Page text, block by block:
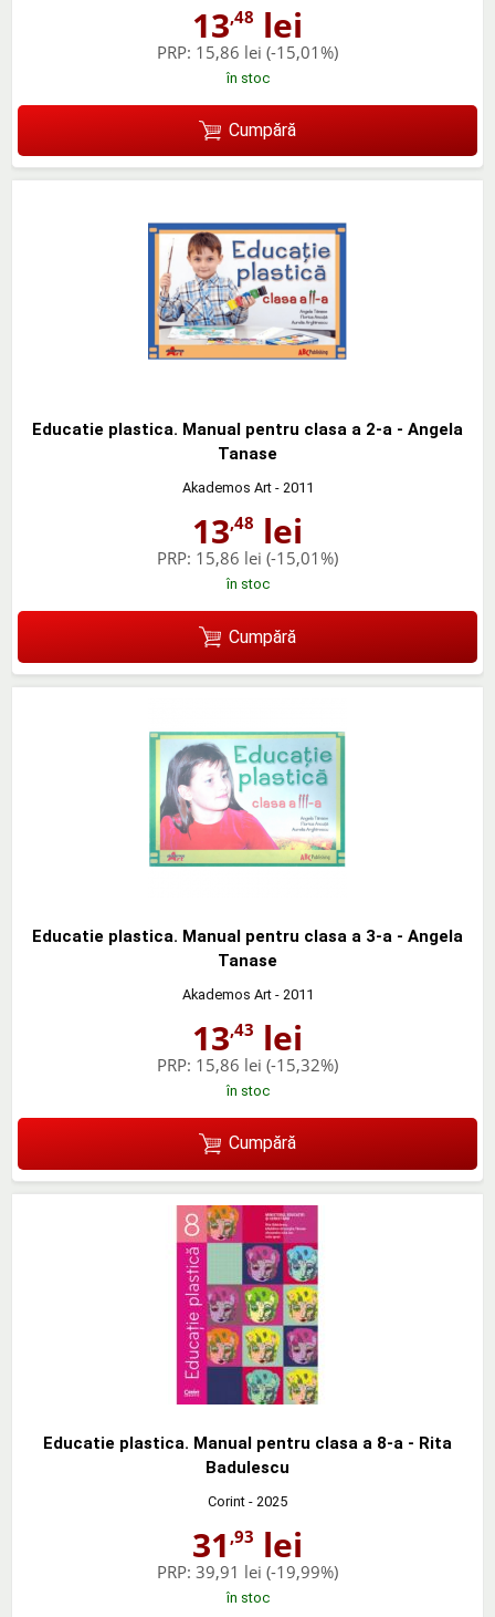
13,48 lei
PRP: 15,86 lei (-15,01%)
în stoc
Cumpără
Educatie plastica. Manual pentru clasa a 2-a - Angela
Tanase
Akademos Art- 2011
13,48 lei
PRP: 15,86 lei (-15,01%)
în stoc
Cumpără
Educatie plastica. Manual pentru clasa a 3-a - Angela
Tanase
Akademos Art- 2011
13,43 lei
PRP: 15,86 lei (-15,32%)
în stoc
Cumpără
Educatie plastica. Manual pentru clasa a 8-a - Rita
Badulescu
Corint - 2025
31 ,93 lei
PRP: 39,91 lei (-19,99%)
în stoc